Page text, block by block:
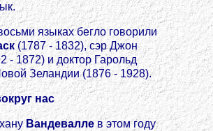
языках бегло говорили
(1787 - 1832), сэр Джон
- 1872) и доктор Гарольд
Зеландии (1876 - 1928).
нас
Вандевалле в этом году